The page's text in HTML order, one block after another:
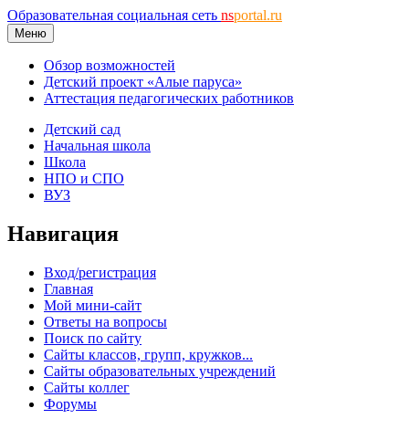
Образовательная социальная сеть nsportal.ru
Меню
Обзор возможностей
Детский проект «Алые паруса»
Аттестация педагогических работников
Детский сад
Начальная школа
Школа
НПО и СПО
ВУЗ
Навигация
Вход/регистрация
Главная
Мой мини-сайт
Ответы на вопросы
Поиск по сайту
Сайты классов, групп, кружков...
Сайты образовательных учреждений
Сайты коллег
Форумы